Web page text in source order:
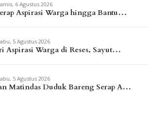
6 Agustus 2026
Aspirasi Warga hingga Bantu…
5 Agustus 2026
Aspirasi Warga di Reses, Sayut…
5 Agustus 2026
Matindas Duduk Bareng Serap A…